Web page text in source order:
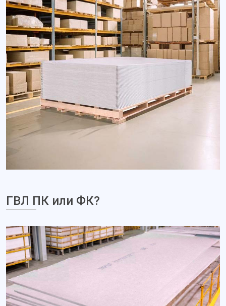
ГВЛ ПК или ФК?